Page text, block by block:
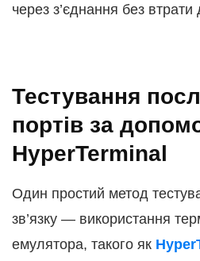
через з’єднання без втрати
Тестування
портів за
HyperTerminal
Один простий метод
зв’язку — використання
емулятора, такого як